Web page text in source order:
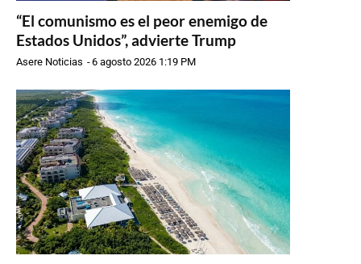
“El comunismo es el peor enemigo de
Estados Unidos”, advierte Trump
Asere Noticias -6 agosto 2026 1:19 PM